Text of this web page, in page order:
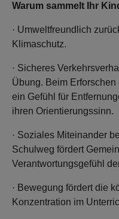
Warum sammelt Ihr
· Umweltfreundlich
Klimaschutz.
· Sicheres
Übung. Beim
ein Gefühl für
ihren Orientierungssinn.
· Soziales Miteinander
Schulweg fördert
Verantwortungsgefühl
· Bewegung fördert die
Konzentration im